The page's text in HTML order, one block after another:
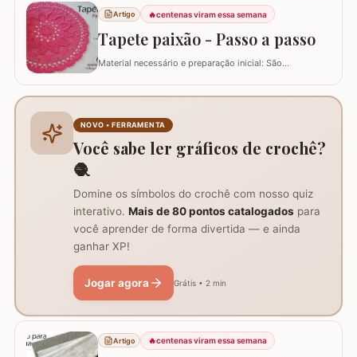
acabamento remete imediatamente ao formato de
natal :)…
Artigo 🔥centenas viram essa semana
Tapete paixão - Passo a passo
Material necessário e preparação inicial: São
do trabalho e formação do centro do tapete: Comece
com um anel mágico ou uma argola de 10…
NOVO • FERRAMENTA
Você sabe ler gráficos de crochê?
🧶
Domine os símbolos do crochê com nosso quiz
interativo. Mais de 80 pontos catalogados para
você aprender de forma divertida — e ainda
ganhar XP!
Jogar agora Grátis • 2 min
Artigo 🔥centenas viram essa semana